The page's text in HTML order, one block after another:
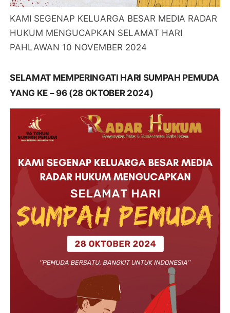
KAMI SEGENAP KELUARGA BESAR MEDIA RADAR
HUKUM MENGUCAPKAN SELAMAT HARI
PAHLAWAN 10 NOVEMBER 2024
SELAMAT MEMPERINGATI HARI SUMPAH PEMUDA
YANG KE – 96 (28 OKTOBER 2024)